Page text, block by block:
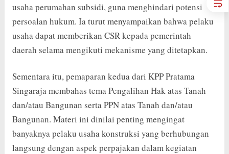
usaha perumahan subsidi, guna menghindari potensi
persoalan hukum. Ia turut menyampaikan bahwa pelaku
usaha dapat memberikan CSR kepada pemerintah
daerah selama mengikuti mekanisme yang ditetapkan.
Sementara itu, pemaparan kedua dari KPP Pratama
Singaraja membahas tema Pengalihan Hak atas Tanah
dan/atau Bangunan serta PPN atas Tanah dan/atau
Bangunan. Materi ini dinilai penting mengingat
banyaknya pelaku usaha konstruksi yang berhubungan
langsung dengan aspek perpajakan dalam kegiatan